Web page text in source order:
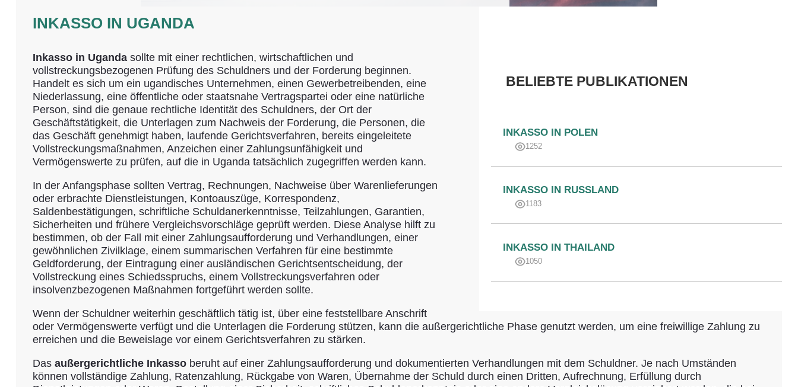
BELIEBTE PUBLIKATIONEN
INKASSO IN POLEN
1252
INKASSO IN RUSSLAND
1183
INKASSO IN THAILAND
1050
INKASSO IN UGANDA
Inkasso in Uganda sollte mit einer rechtlichen, wirtschaftlichen und
vollstreckungsbezogenen Prüfung des Schuldners und der Forderung beginnen.
Handelt es sich um ein ugandisches Unternehmen, einen Gewerbetreibenden, eine
Niederlassung, eine öffentliche oder staatsnahe Vertragspartei oder eine natürliche
Person, sind die genaue rechtliche Identität des Schuldners, der Ort der
Geschäftstätigkeit, die Unterlagen zum Nachweis der Forderung, die Personen, die
das Geschäft genehmigt haben, laufende Gerichtsverfahren, bereits eingeleitete
Vollstreckungsmaßnahmen, Anzeichen einer Zahlungsunfähigkeit und
Vermögenswerte zu prüfen, auf die in Uganda tatsächlich zugegriffen werden kann.
In der Anfangsphase sollten Vertrag, Rechnungen, Nachweise über Warenlieferungen
oder erbrachte Dienstleistungen, Kontoauszüge, Korrespondenz,
Saldenbestätigungen, schriftliche Schuldanerkenntnisse, Teilzahlungen, Garantien,
Sicherheiten und frühere Vergleichsvorschläge geprüft werden. Diese Analyse hilft zu
bestimmen, ob der Fall mit einer Zahlungsaufforderung und Verhandlungen, einer
gewöhnlichen Zivilklage, einem summarischen Verfahren für eine bestimmte
Geldforderung, der Eintragung einer ausländischen Gerichtsentscheidung, der
Vollstreckung eines Schiedsspruchs, einem Vollstreckungsverfahren oder
insolvenzbezogenen Maßnahmen fortgeführt werden sollte.
Wenn der Schuldner weiterhin geschäftlich tätig ist, über eine feststellbare Anschrift
oder Vermögenswerte verfügt und die Unterlagen die Forderung stützen, kann die außergerichtliche Phase genutzt werden, um eine freiwillige Zahlung zu
erreichen und die Beweislage vor einem Gerichtsverfahren zu stärken.
Dasaußergerichtliche Inkasso beruht auf einer Zahlungsaufforderung und dokumentierten Verhandlungen mit dem Schuldner. Je nach Umständen
können vollständige Zahlung, Ratenzahlung, Rückgabe von Waren, Übernahme der Schuld durch einen Dritten, Aufrechnung, Erfüllung durch